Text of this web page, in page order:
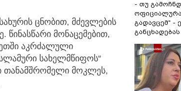
ცნობით, მძევლების
წინასწარი მონაცემებით,
აკრძალული
სახელმწიფოს“
თანამშრომელი მოკლეს,
- თუ
გადავცემ" -